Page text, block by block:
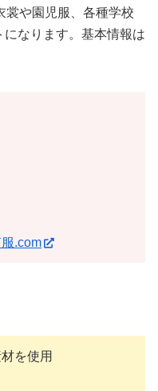
裳や園児服、各種学校
なります。基本情報は
.com
を使用